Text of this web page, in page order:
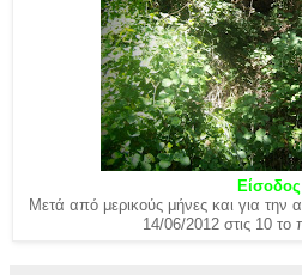
Είσοδος
Μετά από μερικούς μήνες και για την
14/06/2012 στις 10